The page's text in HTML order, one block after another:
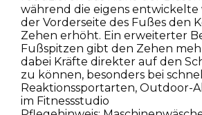
während die eigens entwickelte
der Vorderseite des Fußes den
Zehen erhöht. Ein erweiterter
Fußspitzen gibt den Zehen
dabei Kräfte direkter auf den
zu können, besonders bei
Reaktionssportarten, Outdoor-
im Fitnessstudio